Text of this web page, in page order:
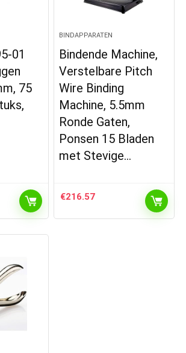
01
75
BINDAPPARATEN
Bindende Machine,
Verstelbare Pitch
Wire Binding
Machine, 5.5mm
Ronde Gaten,
Ponsen 15 Bladen
met Stevige…
€216.57